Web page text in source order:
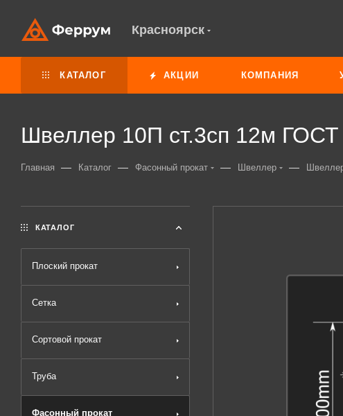
Красноярск
КАТАЛОГ АКЦИИ КОМПАНИЯ
Швеллер 10П ст.3сп 12м
Главная — Каталог — Фасонный прокат — Швеллер —
КАТАЛОГ
Плоский прокат
Сетка
Сортовой прокат
Труба
Фасонный прокат